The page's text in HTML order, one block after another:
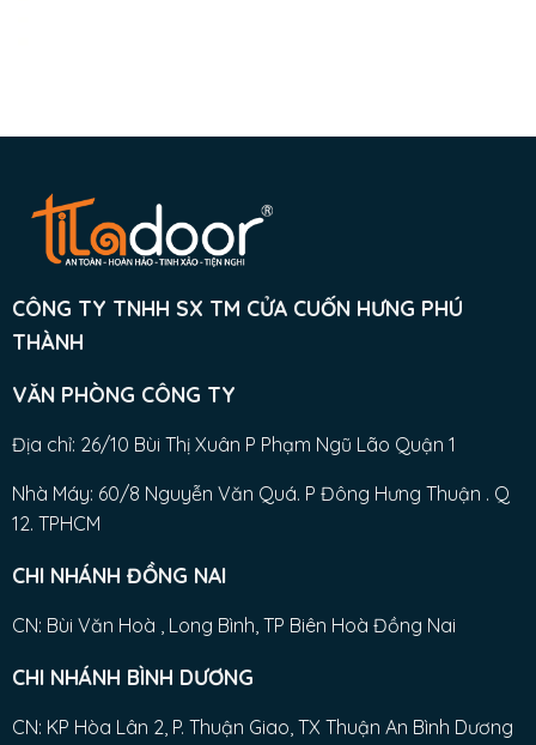
CÔNG TY TNHH SX TM CỬA CUỐN HƯNG PHÚ
THÀNH
VĂN PHÒNG CÔNG TY
Địa chỉ: 26/10 Bùi Thị Xuân P Phạm Ngũ Lão Quận 1
Nhà Máy: 60/8 Nguyễn Văn Quá. P Đông Hưng Thuận . Q
12. TPHCM
CHI NHÁNH ĐỒNG NAI
CN: Bùi Văn Hoà , Long Bình, TP Biên Hoà Đồng Nai
CHI NHÁNH BÌNH DƯƠNG
CN: KP Hòa Lân 2, P. Thuận Giao, TX Thuận An Bình Dương